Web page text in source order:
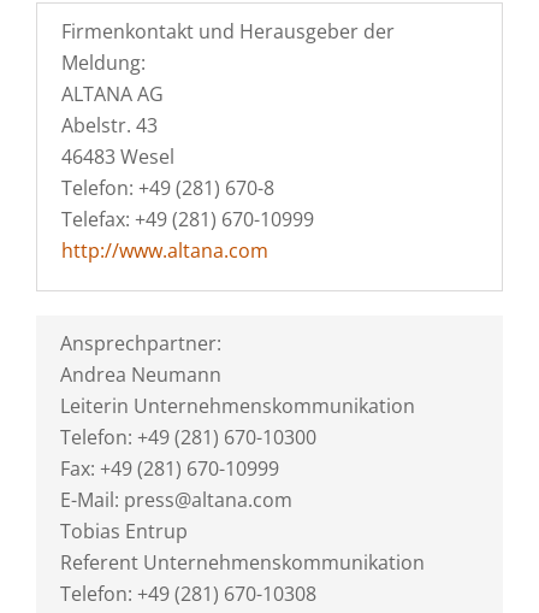
Firmenkontakt und Herausgeber der
Meldung:
ALTANA AG
Abelstr. 43
46483 Wesel
Telefon: +49 (281) 670-8
Telefax: +49 (281) 670-10999
http://www.altana.com
Ansprechpartner:
Andrea Neumann
Leiterin Unternehmenskommunikation
Telefon: +49 (281) 670-10300
Fax: +49 (281) 670-10999
E-Mail: press@altana.com
Tobias Entrup
Referent Unternehmenskommunikation
Telefon: +49 (281) 670-10308